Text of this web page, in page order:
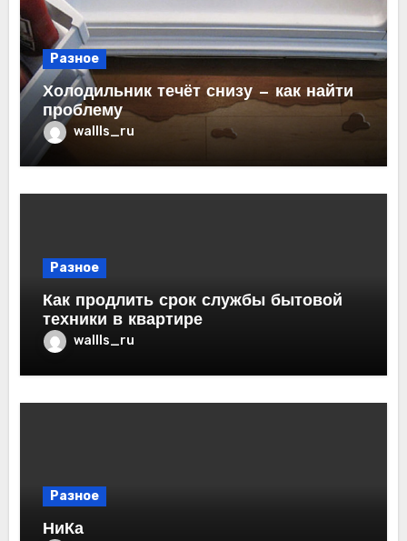
Разное
Холодильник течёт снизу — как найти
проблему
wallls_ru
Разное
Как продлить срок службы бытовой
техники в квартире
wallls_ru
Разное
НиКа